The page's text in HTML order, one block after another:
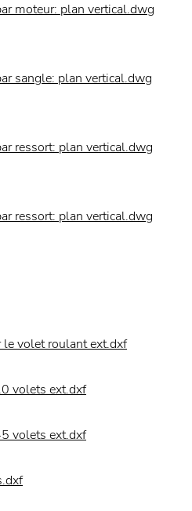
moteur: plan vertical.dwg
sangle: plan vertical.dwg
ressort: plan vertical.dwg
ressort: plan vertical.dwg
volet roulant ext.dxf
volets ext.dxf
volets ext.dxf